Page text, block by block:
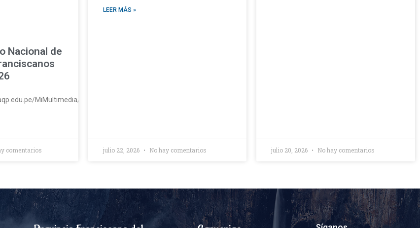
Nacional de
MiMultimedia/2026/huaycan26.mp4#t=1
comentarios
LEER MÁS »
julio 22, 2026 No hay comentarios julio 20, 2026 No hay comentarios